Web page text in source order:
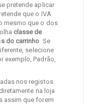
pretende aplicar
que o IVA
mesmo que o dos
classe de
do carrinho . Se
selecione
exemplo, Padrão,
nos registos
na loja
assim que forem